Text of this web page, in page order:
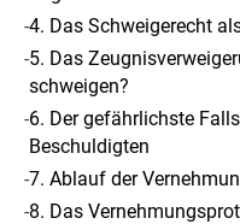
-4. Das Schweigerecht
-5. Das
schweigen?
-6. Der gefährlichste
Beschuldigten
-7. Ablauf der
-8. Das